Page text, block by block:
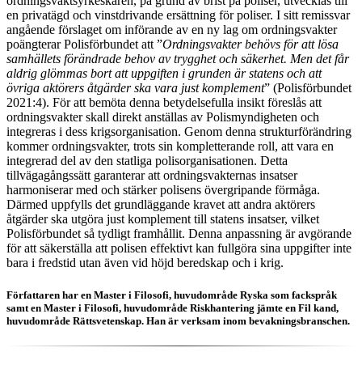
en privatägd och vinstdrivande ersättning för poliser. I sitt remissvar
angående förslaget om införande av en ny lag om ordningsvakter
poängterar Polisförbundet att ”Ordningsvakter behövs för att lösa
samhällets förändrade behov av trygghet och säkerhet. Men det får
aldrig glömmas bort att uppgiften i grunden är statens och att
övriga aktörers åtgärder ska vara just komplement” (Polisförbundet
2021:4). För att bemöta denna betydelsefulla insikt föreslås att
ordningsvakter skall direkt anställas av Polismyndigheten och
integreras i dess krigsorganisation. Genom denna strukturförändring
kommer ordningsvakter, trots sin kompletterande roll, att vara en
integrerad del av den statliga polisorganisationen. Detta
tillvägagångssätt garanterar att ordningsvakternas insatser
harmoniserar med och stärker polisens övergripande förmåga.
Därmed uppfylls det grundläggande kravet att andra aktörers
åtgärder ska utgöra just komplement till statens insatser, vilket
Polisförbundet så tydligt framhållit. Denna anpassning är avgörande
för att säkerställa att polisen effektivt kan fullgöra sina uppgifter inte
bara i fredstid utan även vid höjd beredskap och i krig.
Författaren har en Master i Filosofi, huvudområde Ryska som fackspråk
samt en Master i Filosofi, huvudområde Riskhantering jämte en Fil kand,
huvudområde Rättsvetenskap. Han är verksam inom bevakningsbranschen.